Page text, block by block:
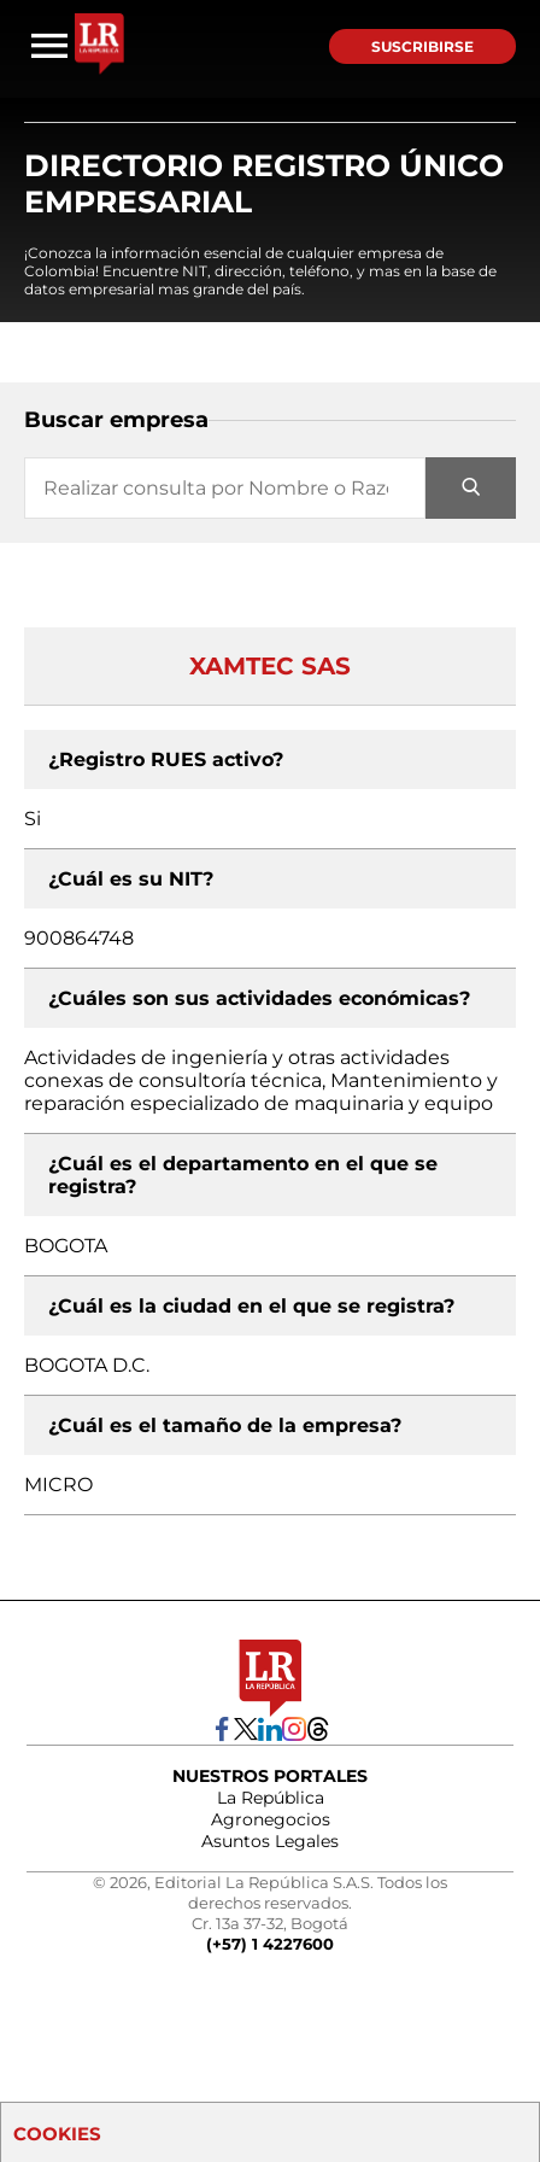
SUSCRIBIRSE
DIRECTORIO REGISTRO ÚNICO
EMPRESARIAL
¡Conozca la información esencial de cualquier empresa de
Colombia! Encuentre NIT, dirección, teléfono, y mas en la base de
datos empresarial mas grande del país.
Buscar empresa
XAMTEC SAS
¿Registro RUES activo?
Si
¿Cuál es su NIT?
900864748
¿Cuáles son sus actividades económicas?
Actividades de ingeniería y otras actividades
conexas de consultoría técnica, Mantenimiento y
reparación especializado de maquinaria y equipo
¿Cuál es el departamento en el que se
registra?
BOGOTA
¿Cuál es la ciudad en el que se registra?
BOGOTA D.C.
¿Cuál es el tamaño de la empresa?
MICRO
NUESTROS PORTALES
La República
Agronegocios
Asuntos Legales
© 2026, Editorial La República S.A.S. Todos los
derechos reservados.
Cr. 13a 37-32, Bogotá
(+57) 1 4227600
COOKIES